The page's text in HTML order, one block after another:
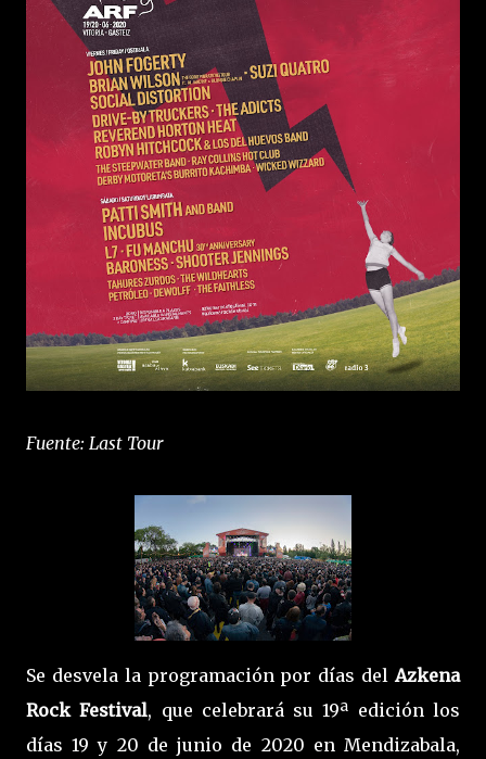
Fuente: Last Tour
Se desvela la programación por días del Azkena
Rock Festival, que celebrará su 19ª edición los
días 19 y 20 de junio de 2020 en Mendizabala,